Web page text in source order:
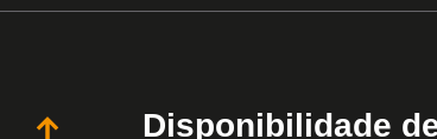
Disponibilidade